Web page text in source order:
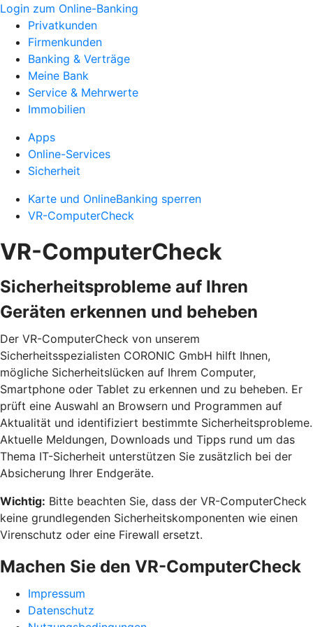
Login zum Online-Banking
Privatkunden
Firmenkunden
Banking & Verträge
Meine Bank
Service & Mehrwerte
Immobilien
Apps
Online-Services
Sicherheit
Karte und OnlineBanking sperren
VR-ComputerCheck
VR-ComputerCheck
Sicherheitsprobleme auf Ihren
Geräten erkennen und beheben
Der VR-ComputerCheck von unserem
Sicherheitsspezialisten CORONIC GmbH hilft Ihnen,
mögliche Sicherheitslücken auf Ihrem Computer,
Smartphone oder Tablet zu erkennen und zu beheben. Er
prüft eine Auswahl an Browsern und Programmen auf
Aktualität und identifiziert bestimmte Sicherheitsprobleme.
Aktuelle Meldungen, Downloads und Tipps rund um das
Thema IT-Sicherheit unterstützen Sie zusätzlich bei der
Absicherung Ihrer Endgeräte.
Wichtig: Bitte beachten Sie, dass der VR-ComputerCheck
keine grundlegenden Sicherheitskomponenten wie einen
Virenschutz oder eine Firewall ersetzt.
Machen Sie den VR-ComputerCheck
Impressum
Datenschutz